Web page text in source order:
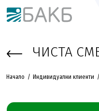
Към основното съдържание
ЧИСТА
Начало Индивидуални клиенти